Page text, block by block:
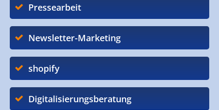
Pressearbeit
Newsletter-Marketing
shopify
Digitalisierungsberatung